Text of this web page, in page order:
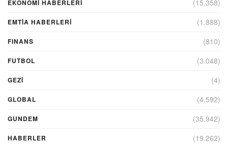
EKONOMI HABERLERI (15.358)
EMTIA HABERLERI (1.888)
FINANS (810)
FUTBOL (3.048)
GEZI (4)
GLOBAL (4.592)
GUNDEM (35.942)
HABERLER (19.262)